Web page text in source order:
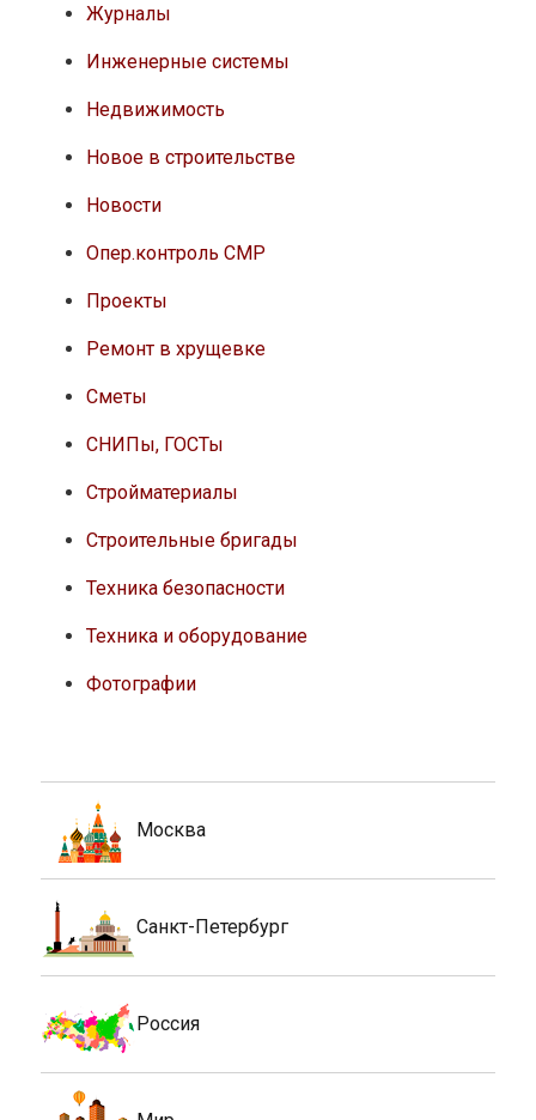
Журналы
Инженерные системы
Недвижимость
Новое в строительстве
Новости
Опер.контроль СМР
Проекты
Ремонт в хрущевке
Сметы
СНИПы, ГОСТы
Стройматериалы
Строительные бригады
Техника безопасности
Техника и оборудование
Фотографии
Москва
Санкт-Петербург
Россия